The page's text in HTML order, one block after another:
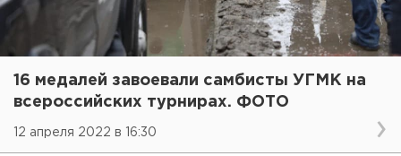
16 медалей завоевали самбисты УГМК на
всероссийских турнирах. ФОТО
12 апреля 2022 в 16:30